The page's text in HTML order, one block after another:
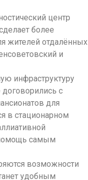
центр
более
жителей отдалённых
и
инфраструктуру
с
для
в стационарном
самым
возможности
удобным